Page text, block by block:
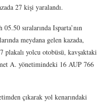
27 kişi yaralandı.
sıralarında Isparta’nın
meydana gelen kazada,
plakalı yolcu otobüsü, kavşaktaki
A. yönetimindeki 16 AUP 766
çıkarak yol kenarındaki